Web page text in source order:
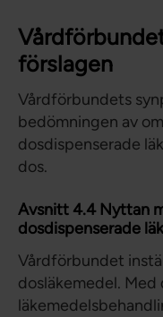
förslagen
Vårdförbundets
bedömningen av
dosdispenserade
dos.
Avsnitt 4.4 Nyttan
dosdispenserade
Vårdförbundet
dosläkemedel.